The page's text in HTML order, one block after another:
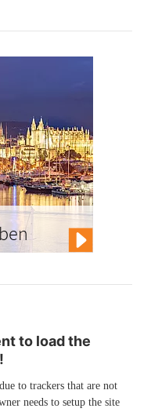
to load the
to trackers that are not
needs to setup the site